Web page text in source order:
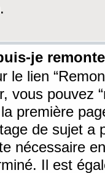
je
le lien
vous pouvez
première
de sujet a
nécessaire
Il est